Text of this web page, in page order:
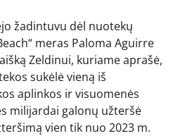
žadintuvu dėl nuotekų
meras Paloma Aguirre
Zeldinui, kuriame aprašė,
sukėlė vieną iš
aplinkos ir visuomenės
milijardai galonų užteršė
vien tik nuo 2023 m.